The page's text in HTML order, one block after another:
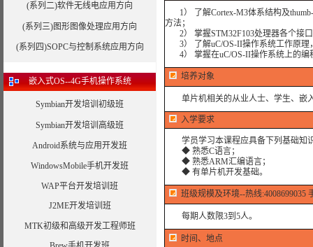
(系列二)软件无线电应用方向
(系列三)图形图像处理应用方向
(系列四)SOPC与控制系统应用方向
嵌入式OS--4G手机操作系统
Symbian开发培训初级班
Symbian开发培训高级班
Android系统与应用开发班
WindowsMobile手机开发班
WAP平台开发培训班
J2ME开发培训班
MTK初级和高级开发工程师班
1） 了解Cortex-M3体系结构及
方法；
2） 掌握STM32F103处理器各个接
3） 了解uC/OS-II操作系统工作原理
4） 掌握在uC/OS-II操作系统上的编
培养对象
单片机相关的从业人士、学生、嵌
入学要求
学员学习本课程应具备下列基础知
◆ 熟悉C语言；
◆ 熟悉ARM汇编语言；
◆ 有单片机开发基础。
班级规模及环境--热线:4008699035
每期人数限3到5人。
时间、地点